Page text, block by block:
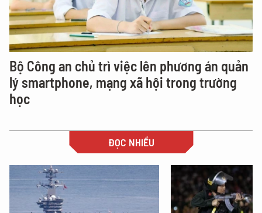
Bộ Công an chủ trì việc lên phương án quản
lý smartphone, mạng xã hội trong trường
học
ĐỌC NHIỀU